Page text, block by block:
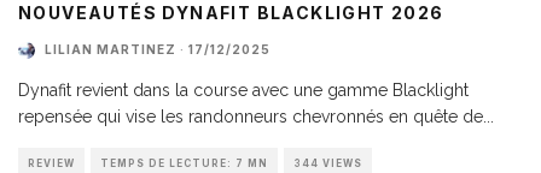
NOUVEAUTÉS DYNAFIT BLACKLIGHT 2026
LILIAN MARTINEZ · 17/12/2025
Dynafit revient dans la course avec une gamme Blacklight
repensée qui vise les randonneurs chevronnés en quête de
REVIEW TEMPS DE LECTURE: 7 MN 344 VIEWS